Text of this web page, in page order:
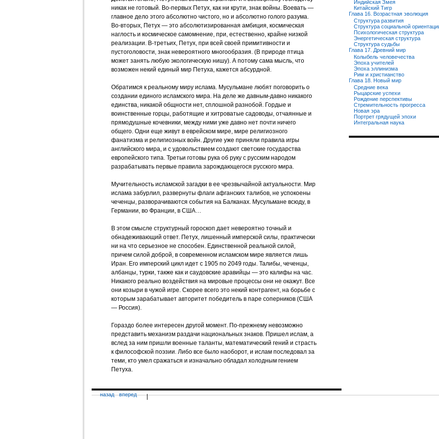
никак не готовый. Во-первых Петух, как ни крути, знак войны. Воевать —
главное дело этого абсолютно чистого, но и абсолютно голого разума.
Во-вторых, Петух — это абсолютизированная амбиция, космическая
наглость и космическое самомнение, при, естественно, крайне низкой
реализации. В-третьих, Петух, при всей своей примитивности и
пустоголовости, знак невероятного многообразия. (В природе птица
может занять любую экологическую нишу). А потому сама мысль, что
возможен некий единый мир Петуха, кажется абсурдной.
Обратимся к реальному миру ислама. Мусульмане любят поговорить о
создании единого исламского мира. На деле же давным-давно никакого
единства, никакой общности нет, сплошной разнобой. Гордые и
воинственные горцы, работящие и хитроватые садоводы, отчаянные и
прямодушные кочевники, между ними уже давно нет почти ничего
общего. Одни еще живут в еврейском мире, мире религиозного
фанатизма и религиозных войн. Другие уже приняли правила игры
английского мира, и с удовольствием создают светские государства
европейского типа. Третьи готовы рука об руку с русским народом
разрабатывать первые правила зарождающегося русского мира.
Мучительность исламской загадки в ее чрезвычайной актуальности. Мир
ислама забурлил, развернуты флаги афганских талибов, не успокоены
чеченцы, разворачиваются события на Балканах. Мусульмане всюду, в
Германии, во Франции, в США…
В этом смысле структурный гороскоп дает невероятно точный и
обнадеживающий ответ. Петух, лишенный имперской силы, практически
ни на что серьезное не способен. Единственной реальной силой,
причем силой доброй, в современном исламском мире является лишь
Иран. Его имперский цикл идет с 1905 по 2049 годы. Талибы, чеченцы,
албанцы, турки, также как и саудовские аравийцы — это калифы на час.
Никакого реально воздействия на мировые процессы они не окажут. Все
они козыри в чужой игре. Скорее всего это некий контрагент, на борьбе с
которым зарабатывает авторитет победитель в паре соперников (США
— Россия).
Гораздо более интересен другой момент. По-прежнему невозможно
представить механизм раздачи национальных знаков. Пришел ислам, а
вслед за ним пришли военные таланты, математический гений и страсть
к философской поэзии. Либо все было наоборот, и ислам последовал за
теми, кто умел сражаться и изначально обладал холодным гением
Петуха.
назад |
вперед
Индийская Змея
Китайский Тигр
Глава 16. Возрастная эволюция
Структура развития
Структура социальной
Психологическая структура
Энергетическая структура
Структура судьбы
Глава 17. Древний мир
Колыбель человечества
Эпоха учителей
Эпоха эллинизма
Рим и христианство
Глава 18. Новый мир
Средние века
Рыцарские успехи
Рождение перспективы
Стремительность прогресса
Новая эра
Портрет грядущей эпохи
Интегральная наука